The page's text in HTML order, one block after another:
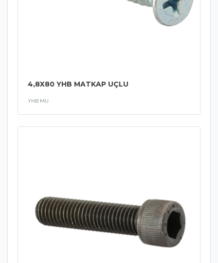
4,8X80 YHB MATKAP UÇLU
YHB MU